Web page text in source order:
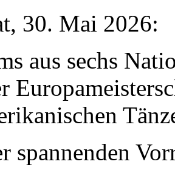
30. Mai 2026:
aus sechs
spannenden